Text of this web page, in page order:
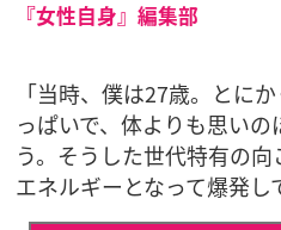
『女性自身』編集部
「当時、僕は27歳。とに
っぱいで、体よりも思い
う。そうした世代特有の
エネルギーとなって爆発